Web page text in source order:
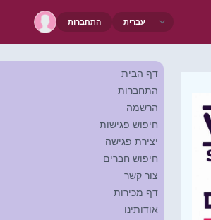
התחברות
דף הבית
התחברות
הרשמה
חיפוש פגישות
יצירת פגישה
חיפוש חברים
צור קשר
דף מכירות
אודותינו